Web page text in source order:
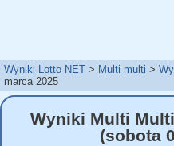
Wyniki Lotto NET Multi multi
marca 2025
Wyniki Multi
(sobota